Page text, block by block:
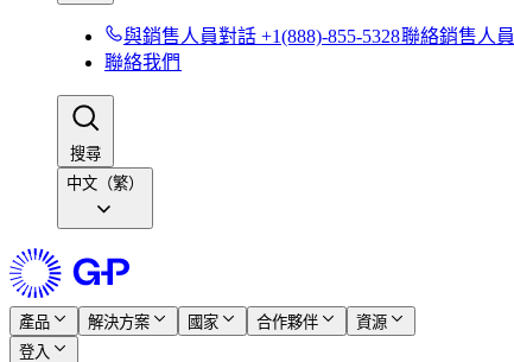
與銷售人員對話 +1(888)-855-5328​​聯絡銷售人員​​
聯絡我們​​
搜尋​​
中文（繁）
產品​​ 解決方案​​ 國家​​ 合作夥伴​​
資源​​
登入​​